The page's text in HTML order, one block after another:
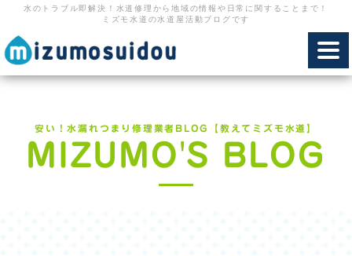
水のトラブル即解決！水道修理から地域の情報や日常に関することまで！
ミズモ水道の水道屋活動ブログです
安い！水漏れつまり修理業者BLOG【教えてミズモ水道】
MIZUMO'S BLOG